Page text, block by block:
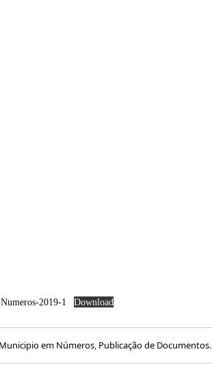
2019-1 Download
Municipio em Números, Publicação de Documentos.